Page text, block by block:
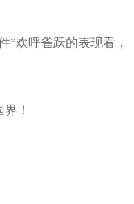
欢呼雀跃的表现看，
！